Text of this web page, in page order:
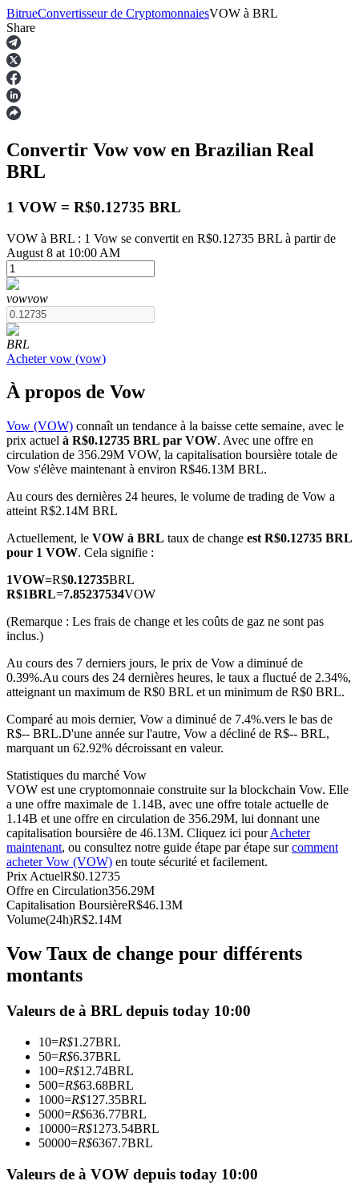
Contrats à terme
Futures USDT
Futures COIN-M
Contrats à terme sur crypto-monnaie
TradFi
Produits dérivés sur actions, forex, métaux précieux et matières
premières
Futures USDC
Copie de Trading
Rejoignez les meilleurs traders
Devenez un trader de copie
Profitez du partage des bénéfices et des commissions de copy
BitrueConvertisseur de CryptomonnaiesVOW à BRL
Share
Convertir Vowvowen Brazilian Real
BRL
1 VOW = R$0.12735 BRL
VOW à BRL : 1 Vow se convertit en R$0.12735 BRL à partir de
August 8 at 10:00 AM
vowvow
BRL
Acheter vow (vow)
À propos de Vow
Vow (VOW) connaît un tendance à la baisse cette semaine, avec le
prix actuel à R$0.12735 BRL par VOW. Avec une offre en
circulation de 356.29M VOW, la capitalisation boursière totale de
Vow s'élève maintenant à environ R$46.13M BRL.
Au cours des dernières 24 heures, le volume de trading de Vow a
atteint R$2.14M BRL
Actuellement, le VOW à BRL taux de change est R$0.12735 BRL
pour 1 VOW. Cela signifie :
1VOW=R$0.12735BRL
R$1BRL=7.85237534VOW
(Remarque : Les frais de change et les coûts de gaz ne sont pas
inclus.)
Au cours des 7 derniers jours, le prix de Vow a diminué de
0.39%.Au cours des 24 dernières heures, le taux a fluctué de 2.34%,
atteignant un maximum de R$0 BRL et un minimum de R$0 BRL.
Comparé au mois dernier, Vow a diminué de 7.4%.vers le bas de
R$-- BRL.D'une année sur l'autre, Vow a décliné de R$-- BRL,
marquant un 62.92% décroissant en valeur.
Statistiques du marché Vow
VOW est une cryptomonnaie construite sur la blockchain Vow. Elle
a une offre maximale de 1.14B, avec une offre totale actuelle de
1.14B et une offre en circulation de 356.29M, lui donnant une
capitalisation boursière de 46.13M. Cliquez ici pourAcheter
maintenant, ou consultez notre guide étape par étape surcomment
acheter Vow (VOW) en toute sécurité et facilement.
Prix ActuelR$0.12735
Offre en Circulation356.29M
Capitalisation BoursièreR$46.13M
Volume(24h)R$2.14M
Vow Taux de change pour différents
montants
Valeurs de à BRL depuis today 10:00
10=R$1.27BRL
50=R$6.37BRL
100=R$12.74BRL
500=R$63.68BRL
1000=R$127.35BRL
5000=R$636.77BRL
10000=R$1273.54BRL
50000=R$6367.7BRL
Valeurs de à VOW depuis today 10:00